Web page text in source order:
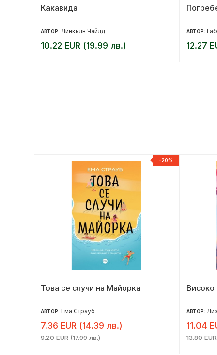
Какавида
АВТОР: Линкълн Чайлд
10.22 EUR (19.99 лв.)
АВТОР:
12.27
-20%
Това се случи на Майорка
АВТОР: Ема Страуб
7.36 EUR (14.39 лв.)
9.20 EUR (17.99 лв.)
Високо
АВТОР:
11.04
13.80